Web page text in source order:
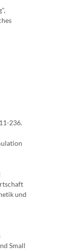
236.
und
Small